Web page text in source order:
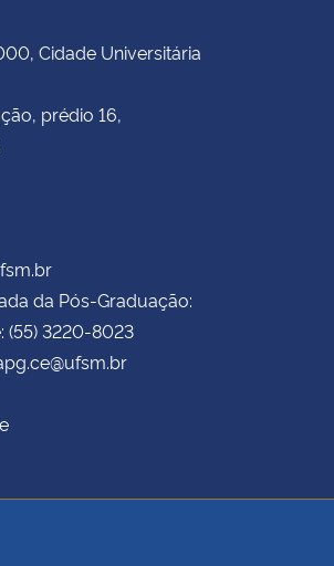
Cidade Universitária
prédio 16,
da Pós-Graduação:
(55) 3220-8023